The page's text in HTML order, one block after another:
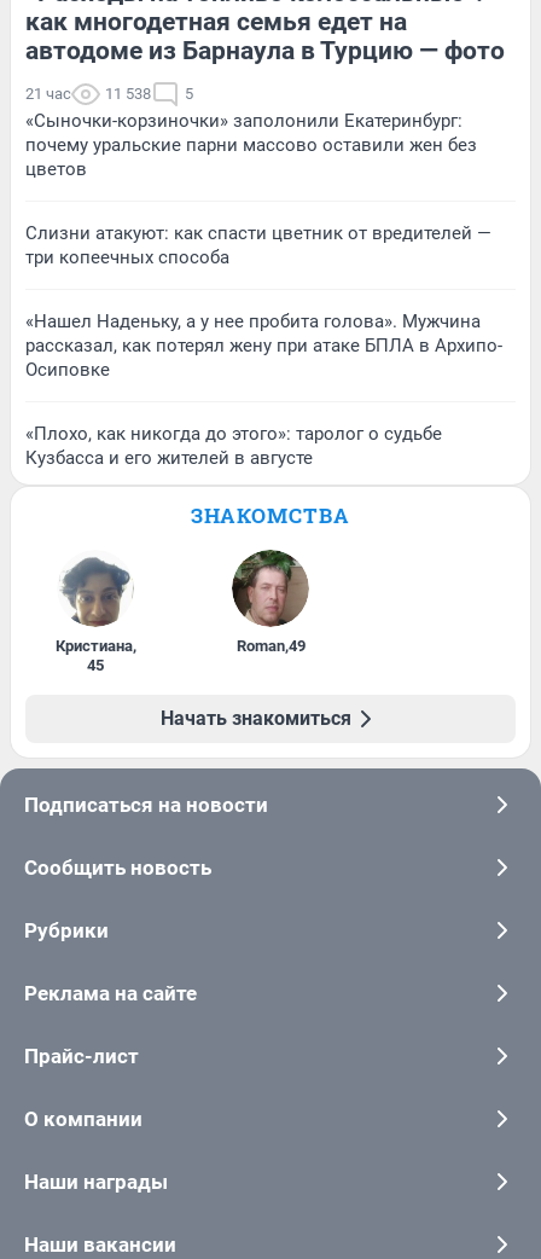
как многодетная семья едет на
автодоме из Барнаула в Турцию — фото
21 час 11 538 5
«Сыночки-корзиночки» заполонили Екатеринбург:
почему уральские парни массово оставили жен без
цветов
Слизни атакуют: как спасти цветник от вредителей —
три копеечных способа
«Нашел Наденьку, а у нее пробита голова». Мужчина
рассказал, как потерял жену при атаке БПЛА в Архипо-
Осиповке
«Плохо, как никогда до этого»: таролог о судьбе
Кузбасса и его жителей в августе
ЗНАКОМСТВА
Кристиана,
45
Roman,49
Начать знакомиться
Подписаться на новости
Сообщить новость
Рубрики
Реклама на сайте
Прайс-лист
О компании
Наши награды
Наши вакансии